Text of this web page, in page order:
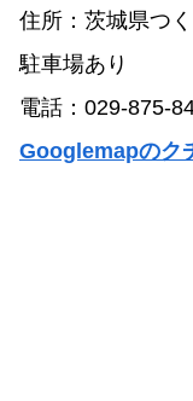
住所：茨城県つ
駐車場あり
電話：029-875-
Googlemapのク